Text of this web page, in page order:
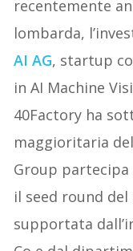
recentemente
lombarda,
AI AG, startup
in AI Machine
40Factory ha
maggioritaria
Group
il seed round del
supportata